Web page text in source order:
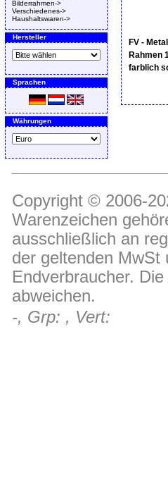
Bilderrahmen->
Verschiedenes->
Haushaltswaren->
Hersteller
Sprachen
Währungen
FV -
Rahmen
farblich
Copyright © 2006-
Warenzeichen
ausschließlich an
der geltenden MwSt
Endverbraucher.
abweichen.
-, Grp: , Vert: